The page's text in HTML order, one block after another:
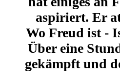
aspiriert. Er
Wo Freud ist -
Über eine
gekämpft und